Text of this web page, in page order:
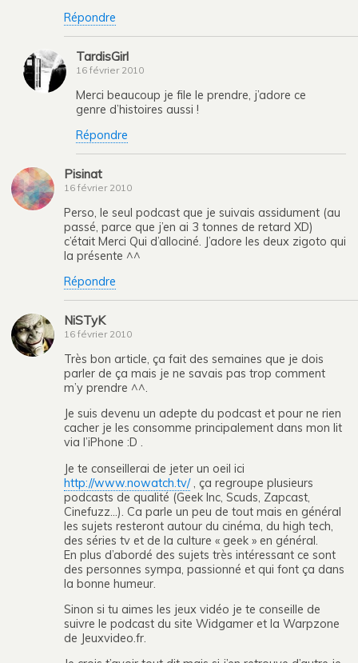
Répondre
TardisGirl
16 février 2010
Merci beaucoup je file le prendre, j’adore ce
genre d’histoires aussi !
Répondre
Pisinat
16 février 2010
Perso, le seul podcast que je suivais assidument (au
passé, parce que j’en ai 3 tonnes de retard XD)
c’était Merci Qui d’allociné. J’adore les deux zigoto qui
la présente ^^
Répondre
NiSTyK
16 février 2010
Très bon article, ça fait des semaines que je dois
parler de ça mais je ne savais pas trop comment
m’y prendre ^^.
Je suis devenu un adepte du podcast et pour ne rien
cacher je les consomme principalement dans mon lit
via l’iPhone :D .
Je te conseillerai de jeter un oeil ici
http://www.nowatch.tv/, ça regroupe plusieurs
podcasts de qualité (Geek Inc, Scuds, Zapcast,
Cinefuzz…). Ca parle un peu de tout mais en général
les sujets resteront autour du cinéma, du high tech,
des séries tv et de la culture « geek » en général.
En plus d’abordé des sujets très intéressant ce sont
des personnes sympa, passionné et qui font ça dans
la bonne humeur.
Sinon si tu aimes les jeux vidéo je te conseille de
suivre le podcast du site Widgamer et la Warpzone
de Jeuxvideo.fr.